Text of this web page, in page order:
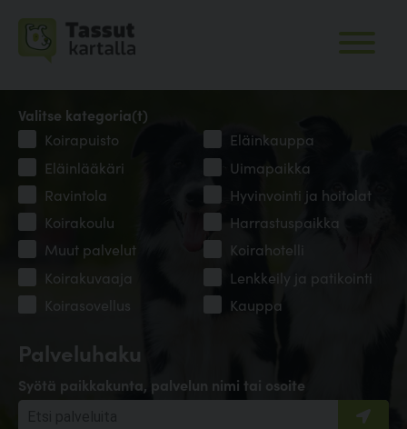
Palveluhaku
Syötä paikkakunta, palvelun nimi tai osoite
Valitse kategoria(t)
Koirapuisto
Eläinkauppa
Eläinlääkäri
Uimapaikka
Ravintola
Hyvinvointi ja hoitolat
Koirakoulu
Harrastuspaikka
Muut palvelut
Koirahotelli
Koirakuvaaja
Lenkkeily ja patikointi
Koirasovellus
Kauppa